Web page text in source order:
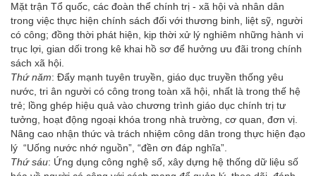
Mặt trận Tổ quốc, các đoàn thể chính trị - xã hội và nhân dân
trong việc thực hiện chính sách đối với thương binh, liệt sỹ, người
có công; đồng thời phát hiện, kịp thời xử lý nghiêm những hành vi
trục lợi, gian dối trong kê khai hồ sơ để hưởng ưu đãi trong chính
sách xã hội.
Thứ năm: Đẩy mạnh tuyên truyền, giáo dục truyền thống yêu
nước, tri ân người có công trong toàn xã hội, nhất là trong thế hệ
trẻ; lồng ghép hiệu quả vào chương trình giáo dục chính trị tư
tưởng, hoạt động ngoại khóa trong nhà trường, cơ quan, đơn vị.
Nâng cao nhận thức và trách nhiệm công dân trong thực hiện đạo
lý “Uống nước nhớ nguồn”, “đền ơn đáp nghĩa”.
Thứ sáu: Ứng dụng công nghệ số, xây dựng hệ thống dữ liệu số